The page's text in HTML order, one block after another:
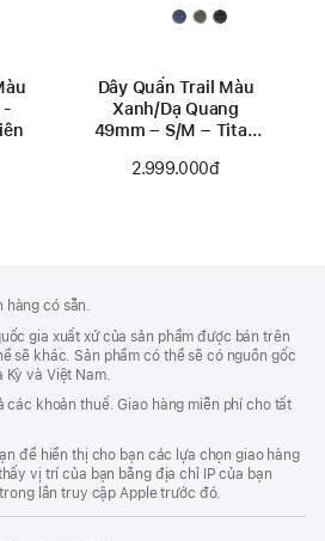
-
Dây Quấn Trail Màu
Xanh/Dạ Quang
49mm – S/M – Titan
2.999.000đ
hàng có sẵn.
gia xuất xứ của sản phẩm được bán trên
sẽ khác. Sản phẩm có thể sẽ có nguồn gốc
Kỳ và Việt Nam.
các khoản thuế. Giao hàng miễn phí cho tất
để hiển thị cho bạn các lựa chọn giao hàng
vị trí của bạn bằng địa chỉ IP của bạn
lần truy cập Apple trước đó.